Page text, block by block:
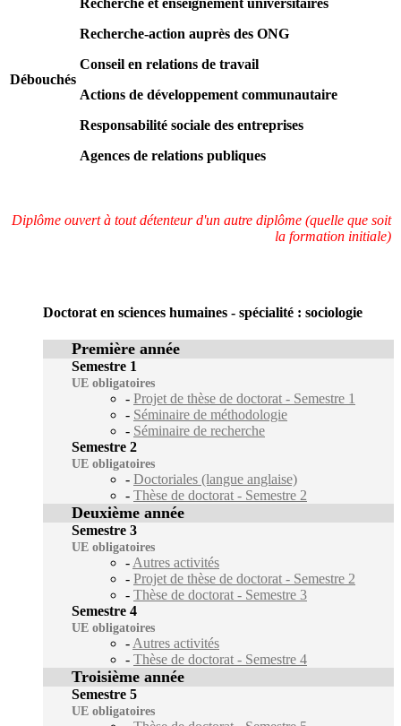
Débouchés
Recherche et enseignement universitaires
Recherche-action auprès des ONG
Conseil en relations de travail
Actions de développement communautaire
Responsabilité sociale des entreprises
Agences de relations publiques
Diplôme ouvert à tout détenteur d'un autre diplôme (quelle que soit
la formation initiale)
Doctorat en sciences humaines - spécialité : sociologie
Première année
Semestre 1
UE obligatoires
- Projet de thèse de doctorat - Semestre 1
- Séminaire de méthodologie
- Séminaire de recherche
Semestre 2
UE obligatoires
- Doctoriales (langue anglaise)
- Thèse de doctorat - Semestre 2
Deuxième année
Semestre 3
UE obligatoires
- Autres activités
- Projet de thèse de doctorat - Semestre 2
- Thèse de doctorat - Semestre 3
Semestre 4
UE obligatoires
- Autres activités
- Thèse de doctorat - Semestre 4
Troisième année
Semestre 5
UE obligatoires